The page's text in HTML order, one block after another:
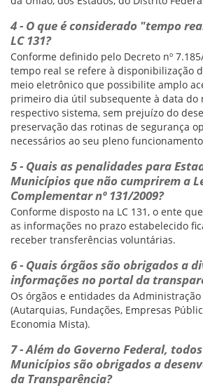
4 - O que é considerado "tempo
LC 131?
Conforme definido pelo Decreto nº
tempo real se refere à disponibilização
meio eletrônico que possibilite amplo
primeiro dia útil subsequente à data do
respectivo sistema, sem prejuízo do
preservação das rotinas de segurança
necessários ao seu pleno
5 - Quais as penalidades para
Municípios que não cumprirem a
Complementar nº 131/2009?
Conforme disposto na LC 131, o ente
as informações no prazo estabelecido
receber transferências voluntárias.
6 - Quais órgãos são obrigados a
informações no portal da
Os órgãos e entidades da
(Autarquias, Fundações, Empresas
Economia Mista).
7 - Além do Governo Federal,
Municípios são obrigados a
da Transparência?